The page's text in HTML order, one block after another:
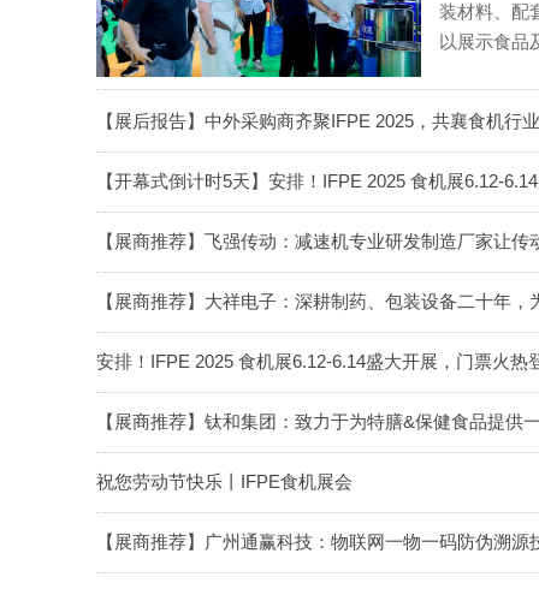
装材料、配
以展示食品
【展后报告】中外采购商齐聚IFPE 2025，共襄食机行
【开幕式倒计时5天】安排！IFPE 2025 食机展6.12-
【展商推荐】飞强传动：减速机专业研发制造厂家让
【展商推荐】大祥电子：深耕制药、包装设备二十年
安排！IFPE 2025 食机展6.12-6.14盛大开展，门票火热
【展商推荐】钛和集团：致力于为特膳&保健食品提
祝您劳动节快乐丨IFPE食机展会
【展商推荐】广州通赢科技：物联网一物一码防伪溯